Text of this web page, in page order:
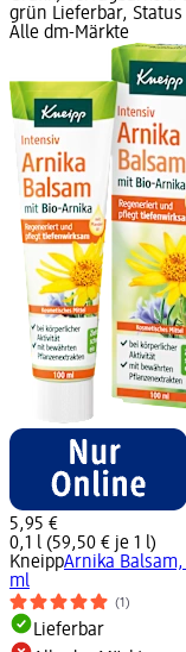
grün Lieferbar,
Alle dm-Märkte
5,95 €
0,1 l (59,50 € je 1 l)
KneippArnika Balsam,
ml
(1)
Lieferbar